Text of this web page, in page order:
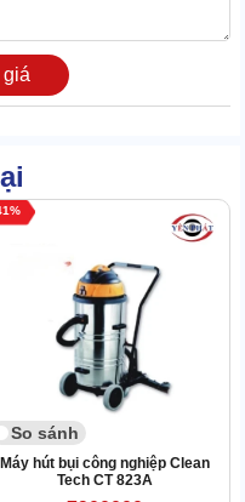
máy là điện dân dụng,
hợp cơ chế tiết kiệm, tối
cơ động, tăng quy mô
gọn vào móc treo (đã lắp
để dây chùng, không kéo
giá
So sánh
Máy hút bụi công nghiệp Clean
Tech CT 823A